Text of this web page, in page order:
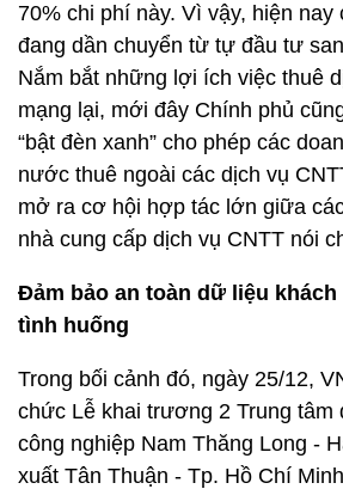
70% chi phí này. Vì vậy, hiện nay
đang dần chuyển từ tự đầu tư
Nắm bắt những lợi ích việc thuê
mạng lại, mới đây Chính phủ
“bật đèn xanh” cho phép các
nước thuê ngoài các dịch vụ
mở ra cơ hội hợp tác lớn giữa
nhà cung cấp dịch vụ CNTT nói
Đảm bảo an toàn dữ liệu
tình huống
Trong bối cảnh đó, ngày 25/12,
chức Lễ khai trương 2 Trung tâm
công nghiệp Nam Thăng Long -
xuất Tân Thuận - Tp. Hồ Chí